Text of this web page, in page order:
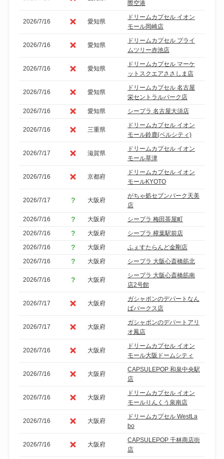
際空港
2026/7/16 愛知県
ドリームカプセル イオン
モール岡崎店
2026/7/16 愛知県
ドリームカプセル プライ
ムツリー赤池店
2026/7/16 愛知県
ドリームカプセル マーケ
ットスクエアささしま店
2026/7/16 愛知県
ドリームカプセル 名古屋
栄セントラルパーク店
2026/7/16
愛知県 シープラ 名古屋大須店
2026/7/16 三重県
ドリームカプセル イオン
モール鈴鹿(ベルシティ)
2026/7/17 滋賀県
ドリームカプセル イオン
モール草津
2026/7/16 京都府
ドリームカプセル イオン
モールKYOTO
2026/7/17 大阪府
がちゃ処セブンパーク天美
店
2026/7/16
大阪府
シープラ 梅田茶屋町
2026/7/16
大阪府
シープラ 樟葉駅前店
2026/7/16
大阪府
ふぇすたらんど金剛店
2026/7/16
大阪府 シープラ 大阪心斎橋筋北
2026/7/16 大阪府
シープラ 大阪心斎橋筋南
店2号館
2026/7/17 大阪府
ガシャポンのデパートなん
ばパークス店
2026/7/17 大阪府
ガシャポンのデパートアリ
オ鳳店
2026/7/16 大阪府
ドリームカプセル イオン
モール大阪ドームシティ
2026/7/16 大阪府
CAPSULEPOP 和泉中央駅
店
2026/7/16 大阪府
ドリームカプセル イオン
モールりんくう泉南店
2026/7/16 大阪府
ドリームカプセル WestLa
bo
2026/7/16 大阪府
CAPSULEPOP 千林商店街
店